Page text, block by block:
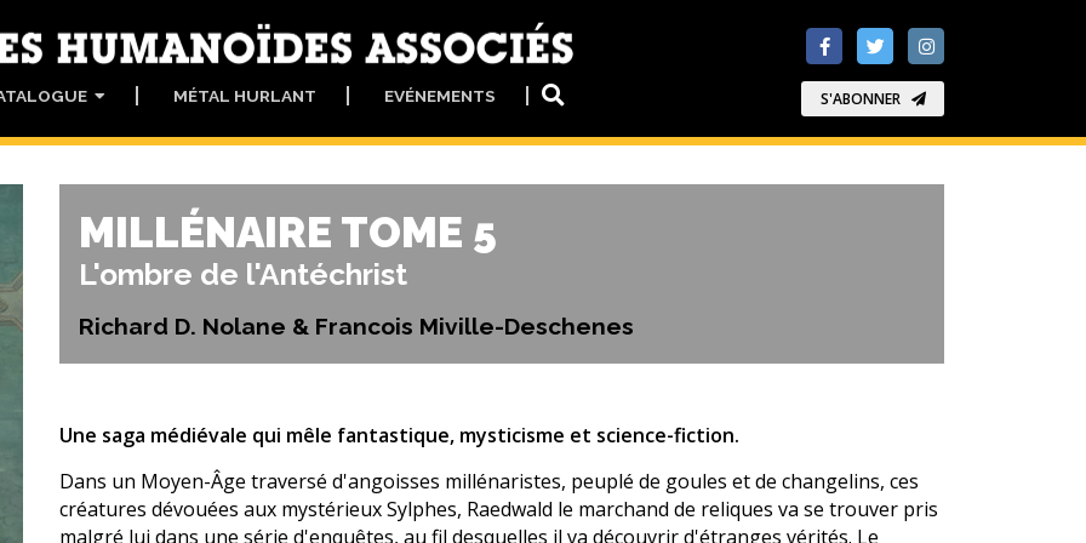
S'ABONNER
MÉTAL HURLANT EVÉNEMENTS
MILLÉNAIRE TOME 5
L'ombre de l'Antéchrist
Richard D. Nolane & Francois Miville-Deschenes
Une saga médiévale qui mêle fantastique, mysticisme et science-fiction.
Dans un Moyen-Âge traversé d'angoisses millénaristes, peuplé de goules et de changelins, ces
créatures dévouées aux mystérieux Sylphes, Raedwald le marchand de reliques va se trouver pris
malgré lui dans une série d'enquêtes, au fil desquelles il va découvrir d'étranges vérités. Le